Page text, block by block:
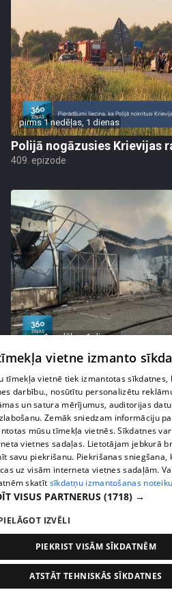
pirms 1 nedēļas, 1 dienas
Polijā nogāzusies Krievijas
409. epizode
pirms 1 nedēļas, 1 dienas
Ukrainā piedzīvots viens no
lielākajiem Krievijas
409. epizode
pirms 1 nedēļas, 1 dienas
Melleņu zelta drudzis: kas
vietne izmanto
tīmekļa vietnē tiek izmantotas
darbību., nosūtītu personalizētu
un satura mērījumus, auditorijas
Zemāk sniedzam informāciju
mūsu tīmekļa vietnēs. Sīkdatnes
vietnes sadaļas. Lietotājam jebkurā
savu piekrišanu. Piekrišanas
uz visām interneta vietnes sadaļām.
skatīt sīkdatņu izmantošanas
VISUS PARTNERUS (1718) →
IZVĒLI
PIEKRIST VISĀM SĪKDATNĒM
ATSTĀT TEHNISKĀS SĪKDATNES